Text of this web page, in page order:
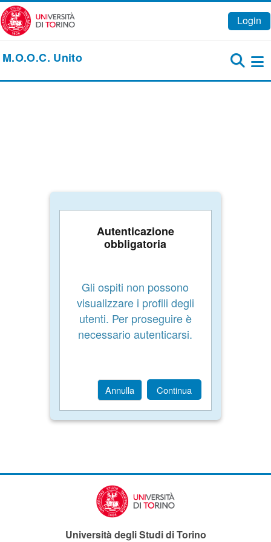
Vai al contenuto principale
Login
M.O.O.C. Unito
Autenticazione
obbligatoria
Gli ospiti non possono
visualizzare i profili degli
utenti. Per proseguire è
necessario autenticarsi.
Annulla Continua
Università degli Studi di Torino